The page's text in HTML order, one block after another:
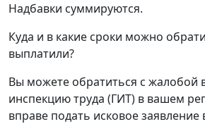
Надбавки суммируются.
Куда и в какие сроки можно
выплатили?
Вы можете обратиться с жалобой
инспекцию труда (ГИТ) в вашем
вправе подать исковое